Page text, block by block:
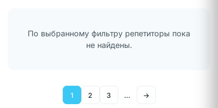
Я ученик
Я учитель →
По выбранному фильтру репетиторы пока
не найдены.
1 2 3 … →